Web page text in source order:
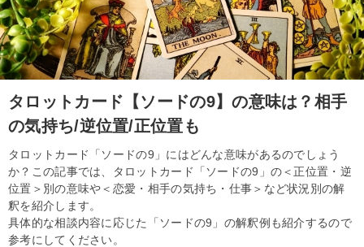
タロットカード【ソードの9】の意味は？相手
の気持ち/逆位置/正位置も
タロットカード「ソードの9」にはどんな意味があるのでしょう
か？この記事では、タロットカード「ソードの9」の＜正位置・逆
位置＞別の意味や＜恋愛・相手の気持ち・仕事＞など状況別の解
釈を紹介します。
具体的な相談内容に応じた「ソードの9」の解釈例も紹介するので
参考にしてください。